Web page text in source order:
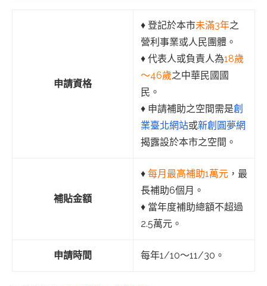
申請資格
♦︎ 登記於本市未滿3年之
營利事業或人民團體。
♦︎ 代表人或負責人為18歲
～46歲之中華民國國
民。
♦︎ 申請補助之空間需是創
業臺北網站或新創圓夢網
揭露設於本市之空間。
補貼金額
♦︎ 每月最高補助1萬元 ，最
長補助6個月。
♦︎ 當年度補助總額不超過
2.5萬元。
申請時間 每年1/10～11/30。